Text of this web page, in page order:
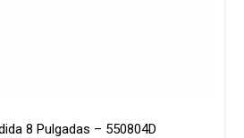
8 Pulgadas – 550804D